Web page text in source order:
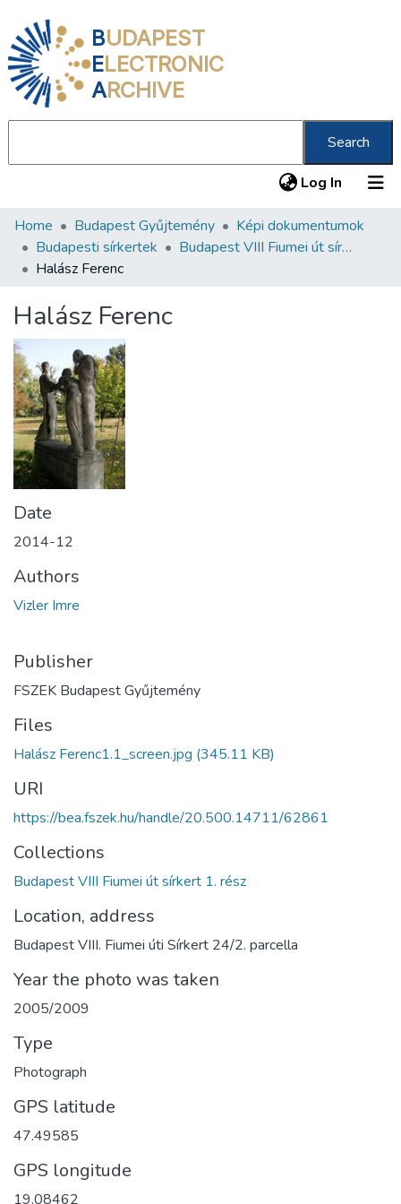
BUDAPEST
ELECTRONIC
ARCHIVE
Search
Log In (current)
Communities & Collections
All of DSpace
About us
Home Budapest Gyűjtemény
Képi dokumentumok
Budapesti sírkertek
Budapest VIII Fiumei út sírkert 1. rész
Halász Ferenc
Halász Ferenc
Date
2014-12
Authors
Vizler Imre
Publisher
FSZEK Budapest Gyűjtemény
Files
Halász Ferenc1.1_screen.jpg (345.11 KB)
URI
https://bea.fszek.hu/handle/20.500.14711/62861
Collections
Budapest VIII Fiumei út sírkert 1. rész
Location, address
Budapest VIII. Fiumei úti Sírkert 24/2. parcella
Year the photo was taken
2005/2009
Type
Photograph
GPS latitude
47.49585
GPS longitude
19.08462